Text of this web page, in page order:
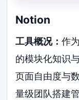
Notion
工具概况：作
的模块化知识
页面自由度与
量级团队搭建